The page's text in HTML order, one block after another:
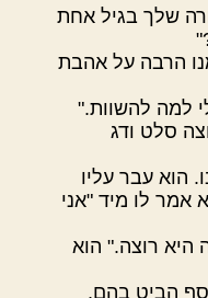
שלך בגיל אחת
הרבה על אהבת
למה להשוות."
סלט ודג
הוא עבר עליו
אמר לו מיד "אני
רוצה." הוא
הביט בהם,